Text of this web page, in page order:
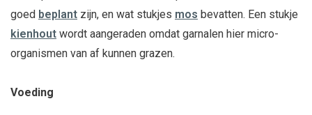
goed beplant zijn, en wat stukjes mos bevatten. Een stukje
kienhout wordt aangeraden omdat garnalen hier micro-
organismen van af kunnen grazen.
Voeding